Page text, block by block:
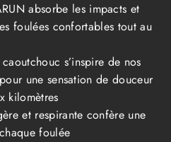
absorbe les impacts et
foulées confortables tout au
s’inspire de nos
une sensation de douceur
kilomètres
et respirante confère une
foulée